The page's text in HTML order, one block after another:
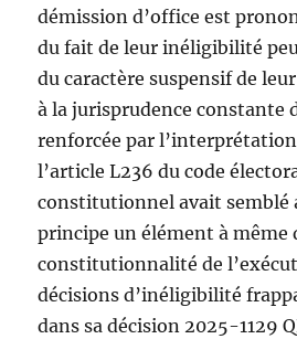
démission d’office est
du fait de leur inéligibilité
du caractère suspensif de
à la jurisprudence constante
renforcée par
l’article L236 du code
constitutionnel avait semblé
principe un élément à même
constitutionnalité de
décisions d’inéligibilité
dans sa décision 2025-1129